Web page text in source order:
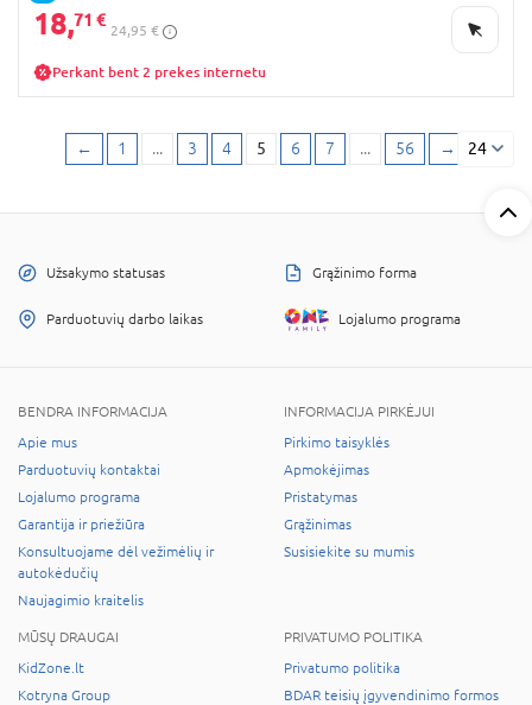
18,71 €
24,95 €
Perkant bent 2 prekes internetu
← 1 ... 3 4 5 6 7 ... 56 → 24
Užsakymo statusas Grąžinimo forma
Parduotuvių darbo laikas Lojalumo programa
BENDRA INFORMACIJA
Apie mus
Parduotuvių kontaktai
Lojalumo programa
Garantija ir priežiūra
Konsultuojame dėl vežimėlių ir
autokėdučių
Naujagimio kraitelis
INFORMACIJA PIRKĖJUI
Pirkimo taisyklės
Apmokėjimas
Pristatymas
Grąžinimas
Susisiekite su mumis
MŪSŲ DRAUGAI
KidZone.lt
Kotryna Group
PRIVATUMO POLITIKA
Privatumo politika
BDAR teisių įgyvendinimo formos